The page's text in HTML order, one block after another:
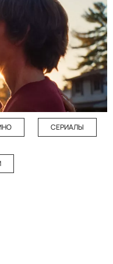
СЕРИАЛЫ